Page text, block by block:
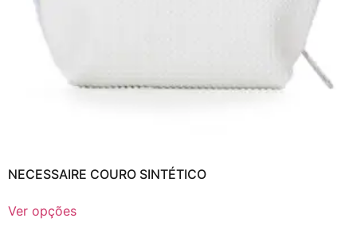
NECESSAIRE COURO SINTÉTICO
Ver opções